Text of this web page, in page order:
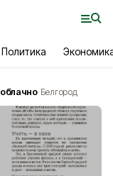
Политика
облачно Белгород